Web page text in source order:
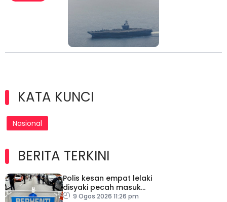
KATA KUNCI
Nasional
BERITA TERKINI
Polis kesan empat lelaki
disyaki pecah masuk
rumah
9 Ogos 2026 11:26 pm